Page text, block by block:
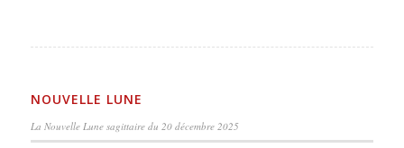
NOUVELLE LUNE
La Nouvelle Lune sagittaire du 20 décembre 2025